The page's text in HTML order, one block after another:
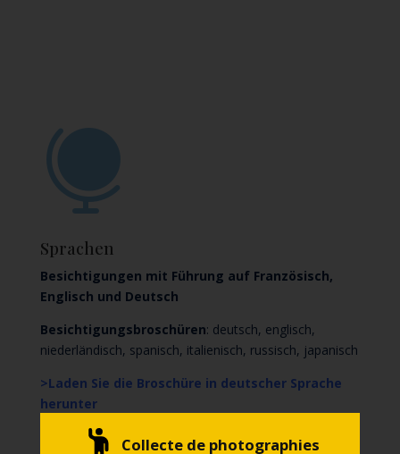
Collecte de photographies

Sprachen
Besichtigungen mit Führung auf Französisch,
Englisch und Deutsch
Besichtigungsbroschüren: deutsch, englisch,
niederländisch, spanisch, italienisch, russisch, japanisch
>Laden Sie die Broschüre in deutscher Sprache
herunter